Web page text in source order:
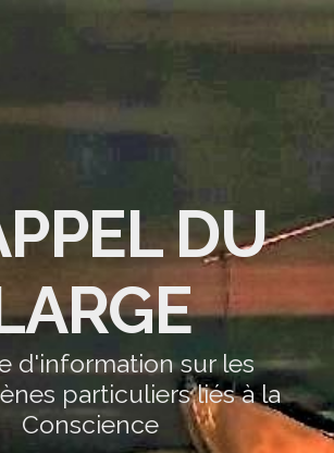
DU
d'information sur les
particuliers liés à la
Conscience